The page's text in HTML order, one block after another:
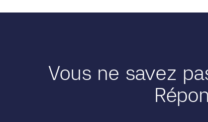
Vous ne savez